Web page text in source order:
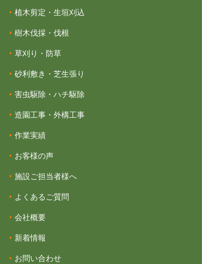
植木剪定・生垣刈込
樹木伐採・伐根
草刈り・防草
砂利敷き・芝生張り
害虫駆除・ハチ駆除
造園工事・外構工事
作業実績
お客様の声
施設ご担当者様へ
よくあるご質問
会社概要
新着情報
お問い合わせ